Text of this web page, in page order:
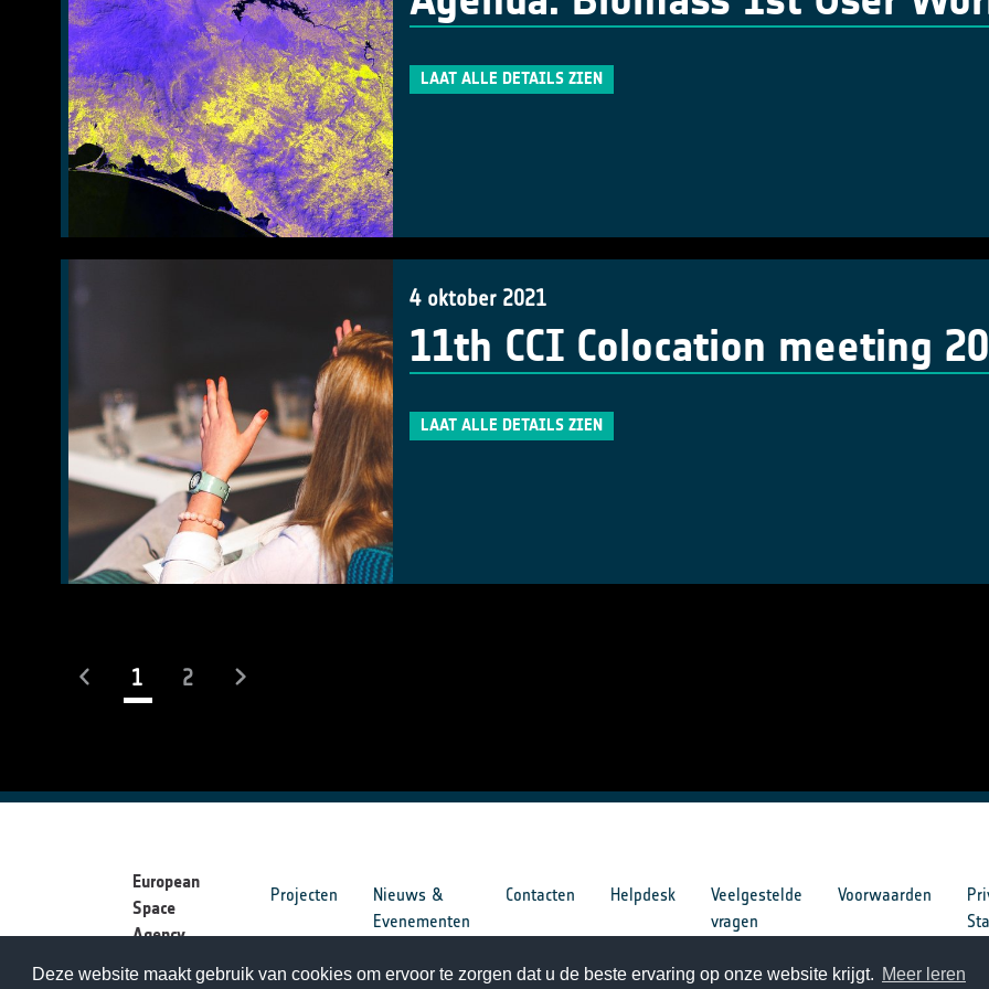
Deze website maakt gebruik van cookies om ervoor te zorgen dat u de beste ervaring op onze website krijgt. Meer leren
LAAT ALLE DETAILS ZIEN
4 oktober 2021
11th CCI Colocation meeting
LAAT ALLE DETAILS ZIEN
1(current)
2
European
Space
Agency
Projecten
Nieuws &
Evenementen
Contacten Helpdesk
Veelgestelde
vragen
Voorwaarden